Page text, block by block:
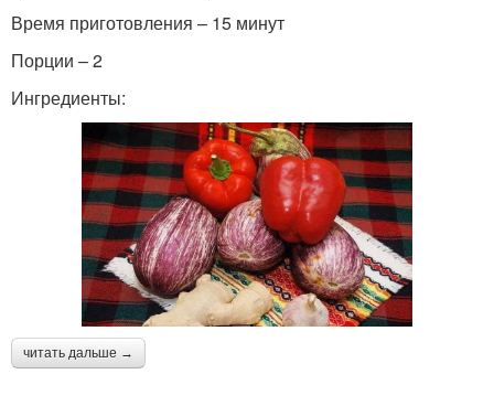
Время приготовления – 15 минут
Порции – 2
Ингредиенты:
читать дальше →